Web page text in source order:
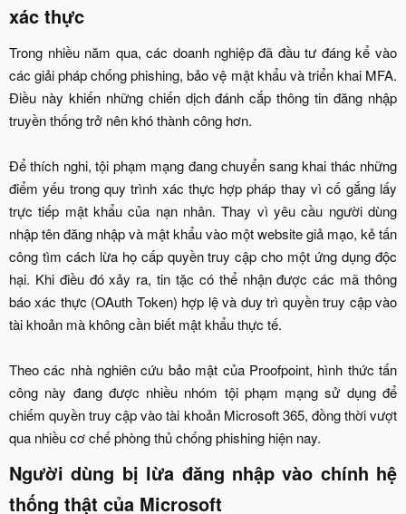
xác thực​
Trong nhiều năm qua, các doanh nghiệp đã đầu tư đáng kể vào
các giải pháp chống phishing, bảo vệ mật khẩu và triển khai MFA.
Điều này khiến những chiến dịch đánh cắp thông tin đăng nhập
truyền thống trở nên khó thành công hơn.
Để thích nghi, tội phạm mạng đang chuyển sang khai thác những
điểm yếu trong quy trình xác thực hợp pháp thay vì cố gắng lấy
trực tiếp mật khẩu của nạn nhân. Thay vì yêu cầu người dùng
nhập tên đăng nhập và mật khẩu vào một website giả mạo, kẻ tấn
công tìm cách lừa họ cấp quyền truy cập cho một ứng dụng độc
hại. Khi điều đó xảy ra, tin tặc có thể nhận được các mã thông
báo xác thực (OAuth Token) hợp lệ và duy trì quyền truy cập vào
tài khoản mà không cần biết mật khẩu thực tế.
Theo các nhà nghiên cứu bảo mật của Proofpoint, hình thức tấn
công này đang được nhiều nhóm tội phạm mạng sử dụng để
chiếm quyền truy cập vào tài khoản Microsoft 365, đồng thời vượt
qua nhiều cơ chế phòng thủ chống phishing hiện nay.​
Người dùng bị lừa đăng nhập vào chính hệ
thống thật của Microsoft​